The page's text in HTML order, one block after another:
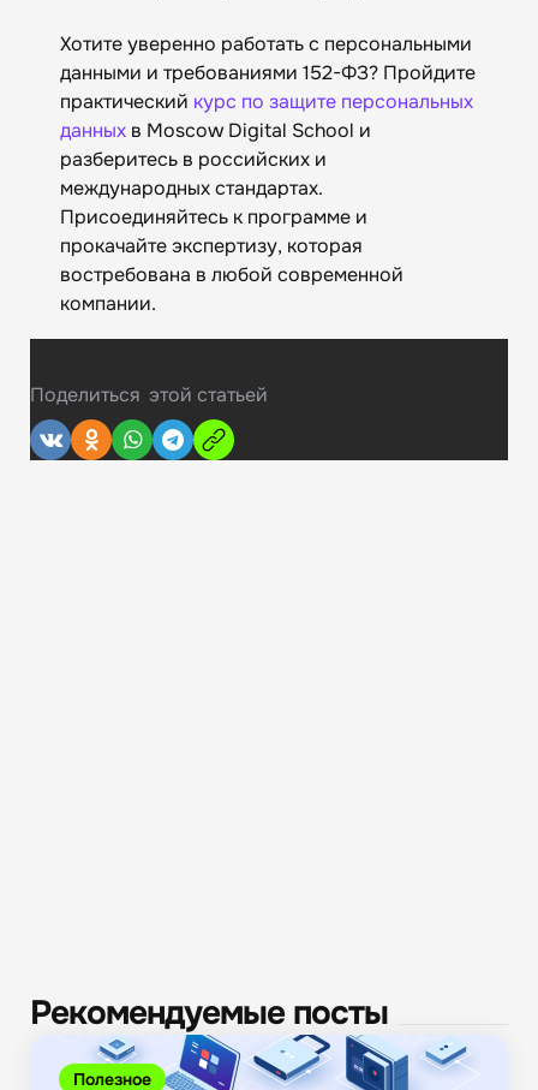
Хотите уверенно работать с персональными
данными и требованиями 152-ФЗ? Пройдите
практический курс по защите персональных
данных в Moscow Digital School и
разберитесь в российских и
международных стандартах.
Присоединяйтесь к программе и
прокачайте экспертизу, которая
востребована в любой современной
компании.
Поделиться этой статьей
Рекомендуемые посты
Полезное